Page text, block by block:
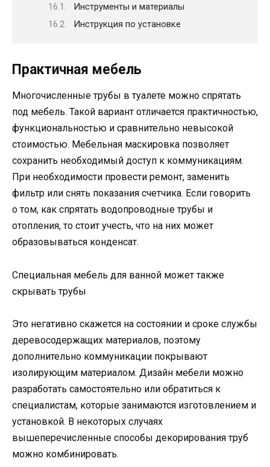
Инструменты и материалы
Инструкция по установке
Практичная мебель
Многочисленные трубы в туалете можно спрятать
под мебель. Такой вариант отличается практичностью,
функциональностью и сравнительно невысокой
стоимостью. Мебельная маскировка позволяет
сохранить необходимый доступ к коммуникациям.
При необходимости провести ремонт, заменить
фильтр или снять показания счетчика. Если говорить
о том, как спрятать водопроводные трубы и
отопления, то стоит учесть, что на них может
образовываться конденсат.
Специальная мебель для ванной может также
скрывать трубы
Это негативно скажется на состоянии и сроке службы
деревосодержащих материалов, поэтому
дополнительно коммуникации покрывают
изолирующим материалом. Дизайн мебели можно
разработать самостоятельно или обратиться к
специалистам, которые занимаются изготовлением и
установкой. В некоторых случаях
вышеперечисленные способы декорирования труб
можно комбинировать.